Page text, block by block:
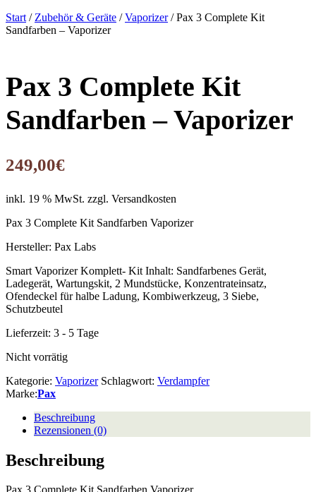
Start / Zubehör & Geräte /Vaporizer/ Pax 3 Complete Kit
Sandfarben – Vaporizer
Pax 3 Complete Kit
Sandfarben – Vaporizer
249,00€
inkl. 19 % MwSt. zzgl. Versandkosten
Pax 3 Complete Kit Sandfarben Vaporizer
Hersteller: Pax Labs
Smart Vaporizer Komplett- Kit Inhalt: Sandfarbenes Gerät,
Ladegerät, Wartungskit, 2 Mundstücke, Konzentrateinsatz,
Ofendeckel für halbe Ladung, Kombiwerkzeug, 3 Siebe,
Schutzbeutel
Lieferzeit: 3 - 5 Tage
Nicht vorrätig
Kategorie: Vaporizer Schlagwort: Verdampfer
Marke:Pax
Beschreibung
Rezensionen (0)
Beschreibung